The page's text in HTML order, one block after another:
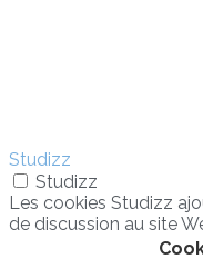
Studizz
Studizz
Les cookies Studizz
de discussion au site